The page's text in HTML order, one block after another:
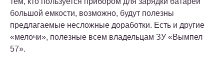
большой емкости, возможно, будут полезны
предлагаемые несложные доработки. Есть и другие
«мелочи», полезные всем владельцам ЗУ «Вымпел
57».